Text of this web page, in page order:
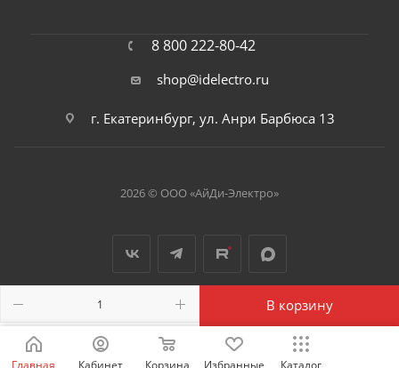
В корзину
8 800 222-80-42
shop@idelectro.ru
г. Екатеринбург, ул. Анри Барбюса 13
2026 © ООО «АйДи-Электро»
Главная Кабинет Корзина Избранные Каталог